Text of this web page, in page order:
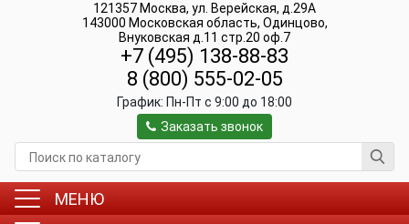
121357 Москва, ул. Верейская, д.29А
143000 Московская область, Одинцово,
Внуковская д.11 стр.20 оф.7
+7 (495) 138-88-83
8 (800) 555-02-05
График: Пн-Пт c 9:00 до 18:00
Заказать звонок
МЕНЮ